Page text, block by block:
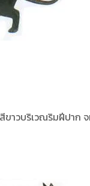
วบริเวณริมฝีปาก